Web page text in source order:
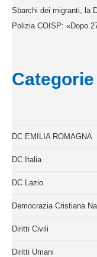
Sbarchi dei migranti, la
Polizia COISP: «Dopo
DC EMILIA ROMAGNA
DC Italia
DC Lazio
Democrazia Cristiana
Diritti Civili
Diritti Umani